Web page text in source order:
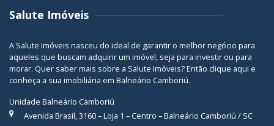
Salute Imóveis
A Salute Imóveis nasceu do ideal de garantir o melhor negócio para
aqueles que buscam adquirir um imóvel, seja para investir ou para
morar. Quer saber mais sobre a Salute Imóveis? Então clique aqui e
conheça a sua imobiliária em Balneário Camboriú.
Unidade Balneário Camboriú
Avenida Brasil, 3160 – Loja 1 – Centro – Balneário Camboriú / SC